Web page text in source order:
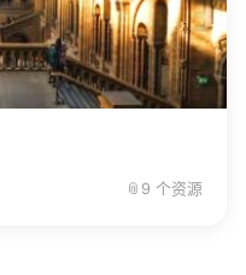
📎 9 个资源